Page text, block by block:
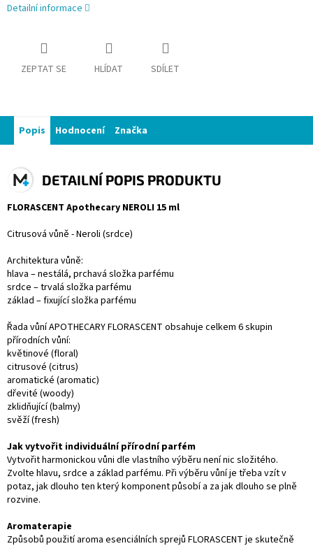
Detailní informace
ZEPTAT SE HLÍDAT SDÍLET
Popis Hodnocení Značka
DETAILNÍ POPIS PRODUKTU
FLORASCENT Apothecary NEROLI 15 ml
Citrusová vůně - Neroli (srdce)
Architektura vůně:
hlava – nestálá, prchavá složka parfému
srdce – trvalá složka parfému
základ – fixující složka parfému
Řada vůní APOTHECARY FLORASCENT obsahuje celkem 6 skupin
přírodních vůní:
květinové (floral)
citrusové (citrus)
aromatické (aromatic)
dřevité (woody)
zklidňující (balmy)
svěží (fresh)
Jak vytvořit individuální přírodní parfém
Vytvořit harmonickou vůni dle vlastního výběru není nic složitého.
Zvolte hlavu, srdce a základ parfému. Při výběru vůní je třeba vzít v
potaz, jak dlouho ten který komponent působí a za jak dlouho se plně
rozvine.
Aromaterapie
Způsobů použití aroma esenciálních sprejů FLORASCENT je skutečně